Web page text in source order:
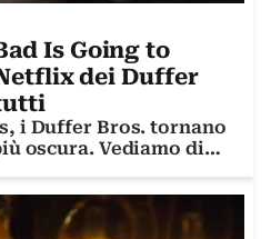
Is Going to
dei Duffer
i Duffer Bros. tornano
oscura. Vediamo di